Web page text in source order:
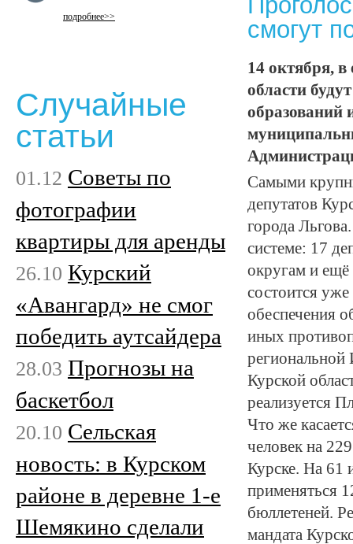
смогут
14 октября,
области
образований
Самыми
депутатов
города
системе: 17
округам и ещё
состоится уже
обеспечения
иных
Курской
реализуется
Что же
человек на
Курске. На 61
применяться
бюллетеней.
мандата
подробнее>>
Случайные
статьи
01.12 Советы по
фотографии
квартиры для аренды
26.10 Курский
«Авангард» не смог
победить аутсайдера
28.03 Прогнозы на
баскетбол
20.10 Сельская
новость: в Курском
районе в деревне 1-е
Шемякино сделали